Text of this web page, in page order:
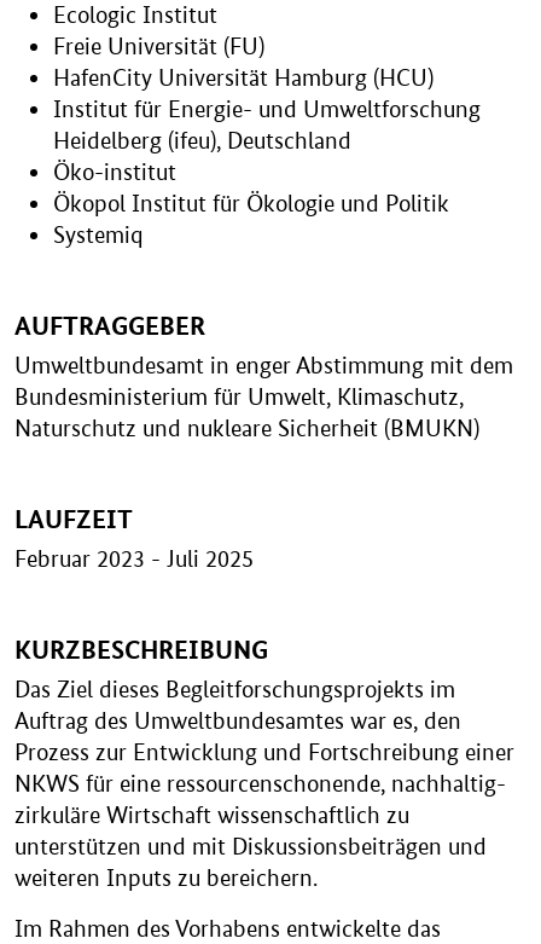
Ecologic Institut
Freie Universität (FU)
HafenCity Universität Hamburg (HCU)
Institut für Energie- und Umweltforschung
Heidelberg (ifeu), Deutschland
Öko-institut
Ökopol Institut für Ökologie und Politik
Systemiq
AUFTRAGGEBER
Umweltbundesamt in enger Abstimmung mit dem
Bundesministerium für Umwelt, Klimaschutz,
Naturschutz und nukleare Sicherheit (BMUKN)
LAUFZEIT
Februar 2023 - Juli 2025
KURZBESCHREIBUNG
Das Ziel dieses Begleitforschungsprojekts im
Auftrag des Umweltbundesamtes war es, den
Prozess zur Entwicklung und Fortschreibung einer
NKWS für eine ressourcenschonende, nachhaltig-
zirkuläre Wirtschaft wissenschaftlich zu
unterstützen und mit Diskussionsbeiträgen und
weiteren Inputs zu bereichern.
Im Rahmen des Vorhabens entwickelte das